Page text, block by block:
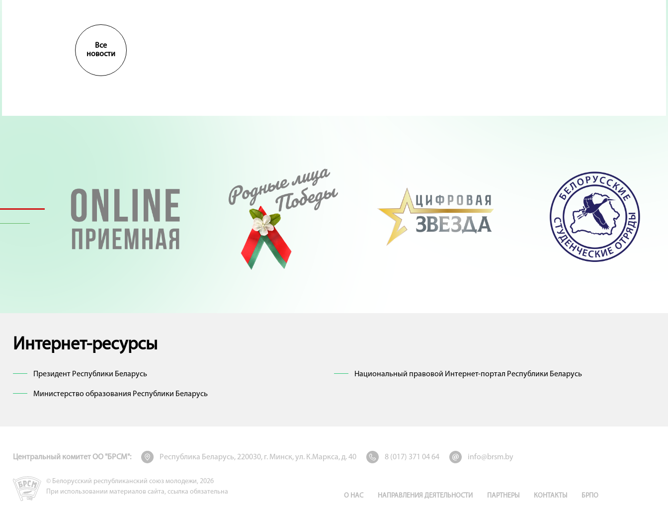
Все
новости
Интернет-ресурсы
Президент Республики Беларусь Национальный правовой Интернет-портал Республики Беларусь
Министерство образования Республики Беларусь
Центральный комитет ОО "БРСМ": Республика Беларусь, 220030, г. Минск, ул. К.Маркса, д. 40 8 (017) 371 04 64 info@brsm.by
© Белорусский республиканский союз молодежи, 2026
При использовании материалов сайта, ссылка обязательна
О НАС НАПРАВЛЕНИЯ ДЕЯТЕЛЬНОСТИ ПАРТНЕРЫ КОНТАКТЫ БРПО